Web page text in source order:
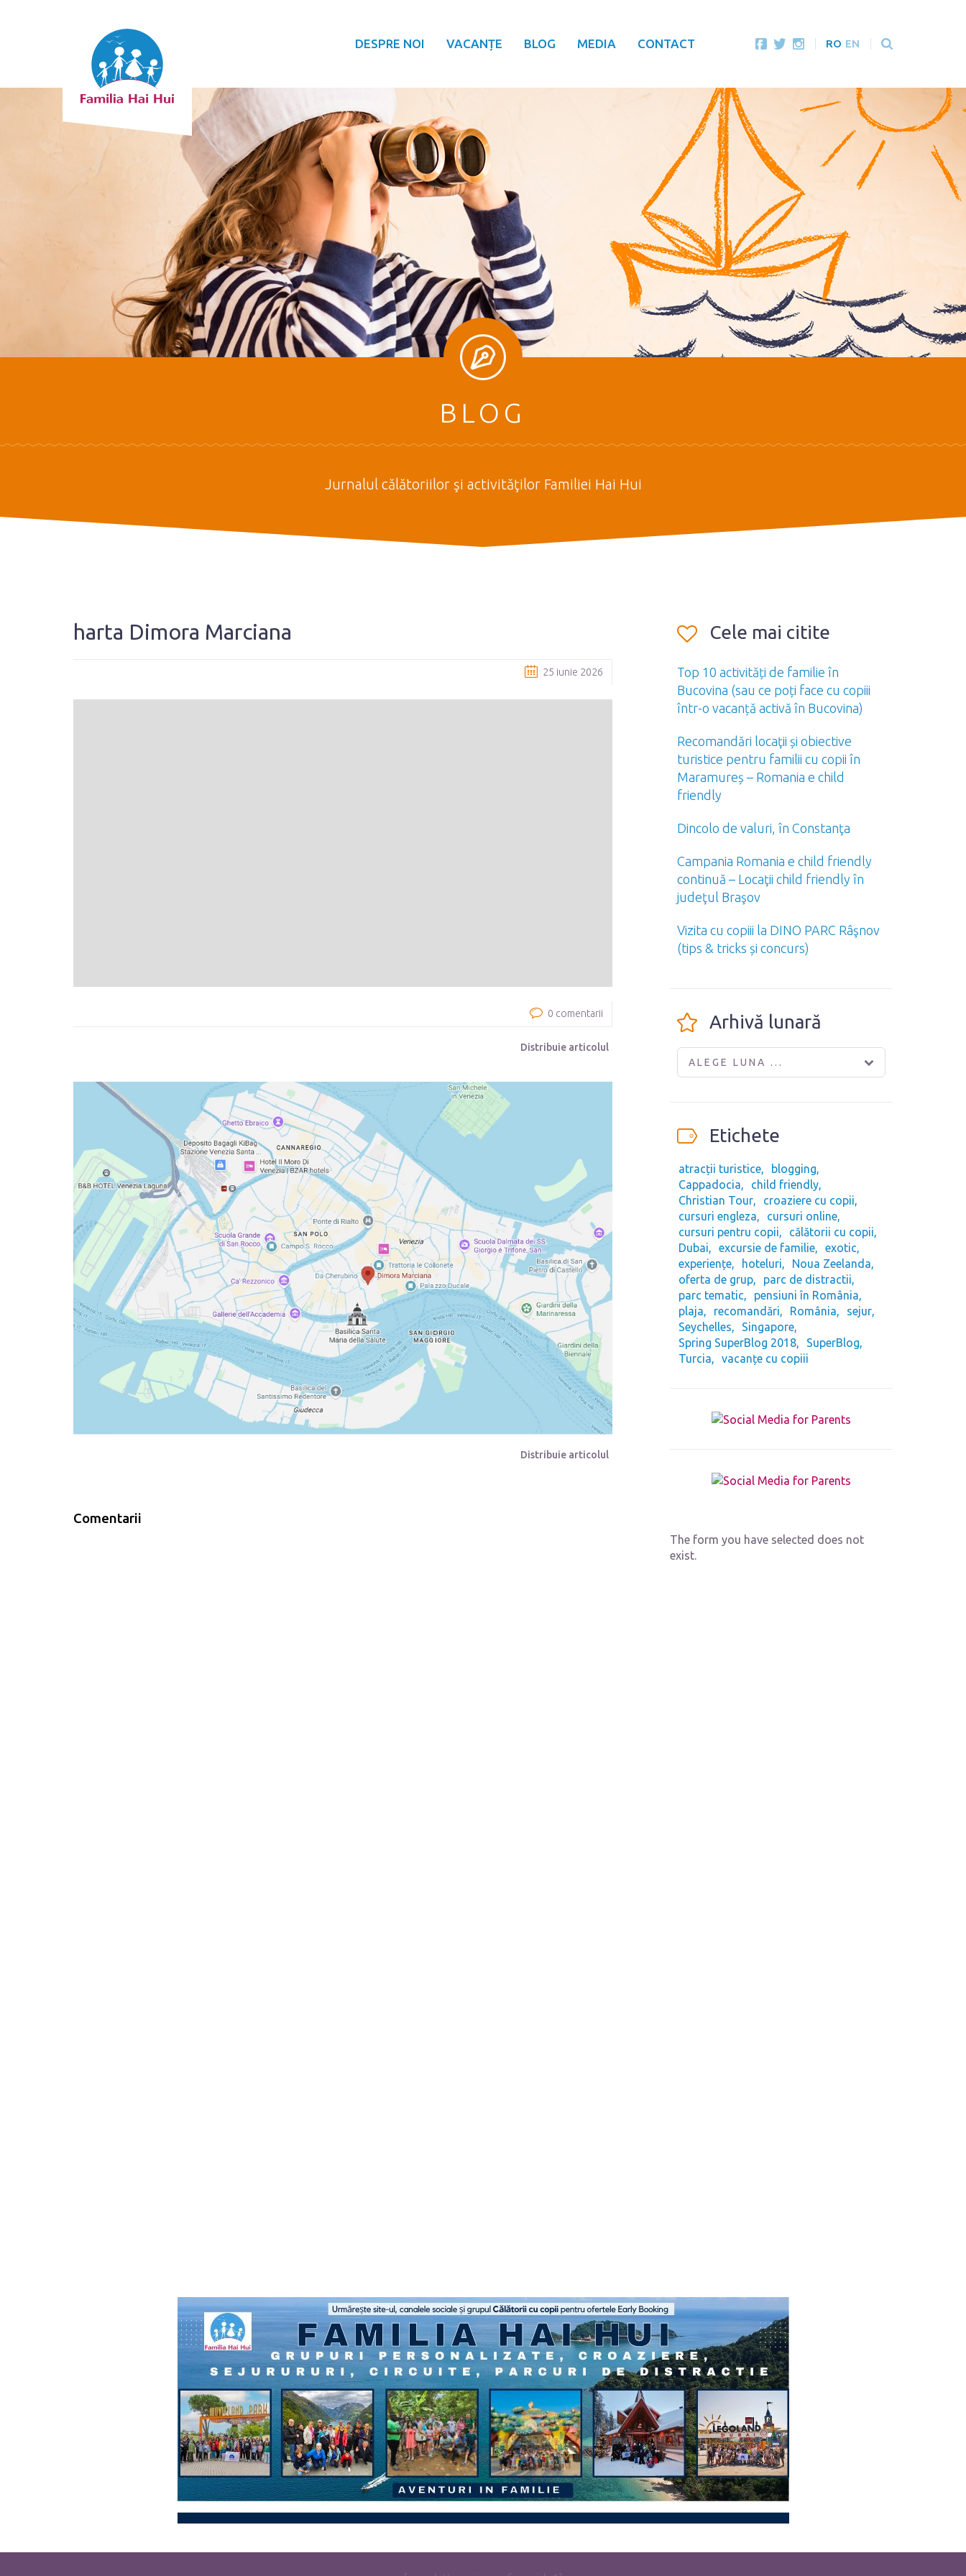
DESPRE NOI VACANȚE BLOG MEDIA CONTACT RO EN
BLOG
Jurnalul călătoriilor şi activităţilor Familiei Hai Hui
harta Dimora Marciana
25 iunie 2026
0 comentarii
Distribuie articolul
Distribuie articolul
Comentarii
Cele mai citite
Top 10 activități de familie în
Bucovina (sau ce poți face cu copiii
într-o vacanță activă în Bucovina)
Recomandări locaţii și obiective
turistice pentru familii cu copii în
Maramureș – Romania e child
friendly
Dincolo de valuri, în Constanţa
Campania Romania e child friendly
continuă – Locaţii child friendly în
judeţul Braşov
Vizita cu copiii la DINO PARC Râşnov
(tips & tricks și concurs)
Arhivă lunară
ALEGE LUNA ...
Etichete
atracții turistice
blogging
Cappadocia
child friendly
Christian Tour
croaziere cu copii
cursuri engleza
cursuri online
cursuri pentru copii
călătorii cu copii
Dubai
excursie de familie
exotic
experiențe
hoteluri
Noua Zeelanda
oferta de grup
parc de distractii
parc tematic
pensiuni în România
plaja
recomandări România
sejur
Seychelles
Singapore
Spring SuperBlog 2018
SuperBlog
Turcia
vacanțe cu copiii
The form you have selected does not
exist.